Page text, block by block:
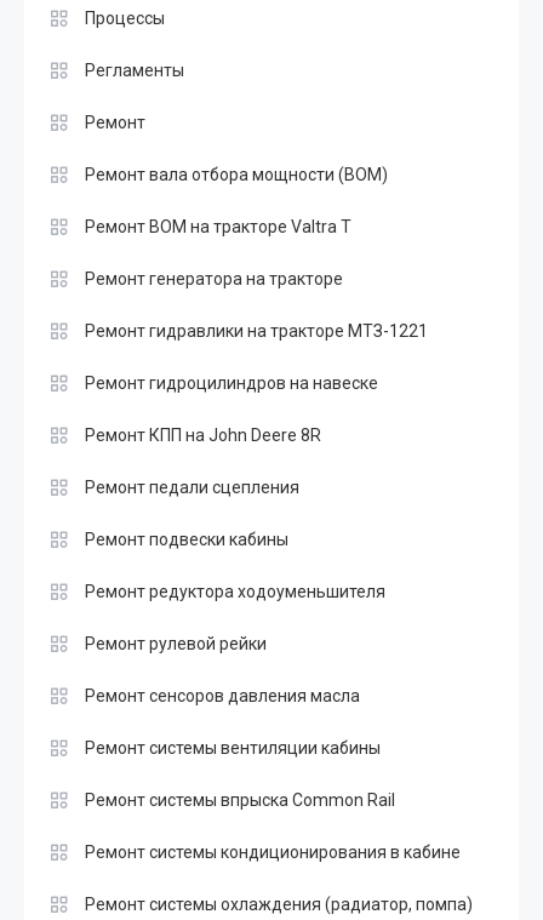
Процессы
Регламенты
Ремонт
Ремонт вала отбора мощности (ВОМ)
Ремонт ВОМ на тракторе Valtra T
Ремонт генератора на тракторе
Ремонт гидравлики на тракторе МТЗ-1221
Ремонт гидроцилиндров на навеске
Ремонт КПП на John Deere 8R
Ремонт педали сцепления
Ремонт подвески кабины
Ремонт редуктора ходоуменьшителя
Ремонт рулевой рейки
Ремонт сенсоров давления масла
Ремонт системы вентиляции кабины
Ремонт системы впрыска Common Rail
Ремонт системы кондиционирования в кабине
Ремонт системы охлаждения (радиатор, помпа)